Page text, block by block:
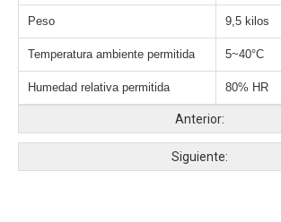
Peso 9,5 kilos
Temperatura ambiente permitida 5~40°C
Humedad relativa permitida 80% HR
Anterior:
Siguiente: